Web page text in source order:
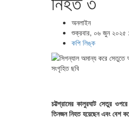
অনলাইন
শুক্রবার, ০৬ জুন ২০২৫
কপি লিঙ্ক
সংগৃহিত ছবি
চট্টগ্রামের কালুরঘাট সেতুর
তিনজন নিহত হয়েছেন এবং বেশ